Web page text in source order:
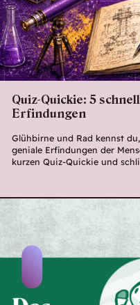
Quiz-Quickie: 5
Erfindungen
Glühbirne und Rad kennst
geniale Erfindungen der
kurzen Quiz-Quickie und